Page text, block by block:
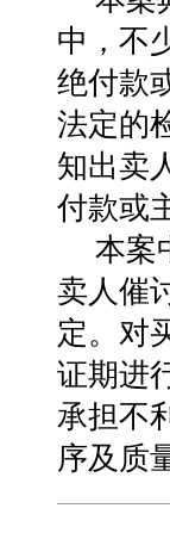
中，不
绝付款
法定的
知出卖
付款或
本案
卖人催
定。对
证期进
承担不
序及质